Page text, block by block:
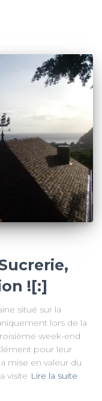
![:]
situé sur la
lors de la
week-end
pour leur
mise en valeur du
visite Lire la suite